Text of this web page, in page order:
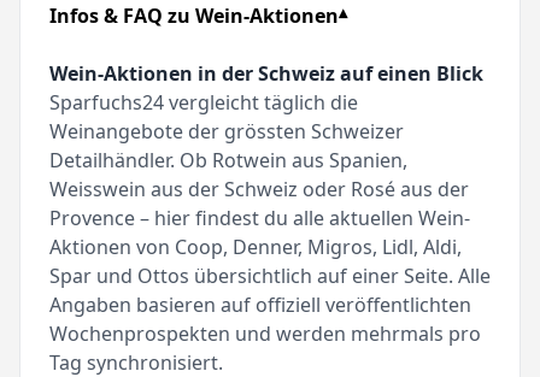
Infos & FAQ zu Wein-Aktionen
Wein-Aktionen in der Schweiz auf einen Blick
Sparfuchs24 vergleicht täglich die
Weinangebote der grössten Schweizer
Detailhändler. Ob Rotwein aus Spanien,
Weisswein aus der Schweiz oder Rosé aus der
Provence – hier findest du alle aktuellen Wein-
Aktionen von Coop, Denner, Migros, Lidl, Aldi,
Spar und Ottos übersichtlich auf einer Seite. Alle
Angaben basieren auf offiziell veröffentlichten
Wochenprospekten und werden mehrmals pro
Tag synchronisiert.